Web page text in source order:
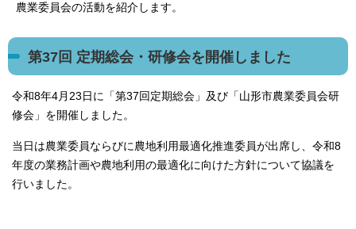
農業委員会の活動を紹介します。
第37回 定期総会・研修会を開催しました
令和8年4月23日に「第37回定期総会」及び「山形市農業委員会研
修会」を開催しました。
当日は農業委員ならびに農地利用最適化推進委員が出席し、令和8
年度の業務計画や農地利用の最適化に向けた方針について協議を
行いました。